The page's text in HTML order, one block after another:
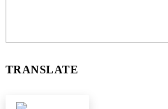
TRANSLATE